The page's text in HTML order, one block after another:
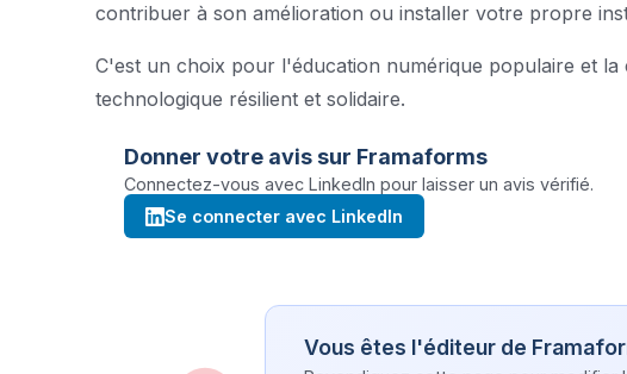
contribuer à son amélioration ou installer votre propre
C'est un choix pour l'éducation numérique populaire et
technologique résilient et solidaire.
Donner votre avis sur Framaforms
Connectez-vous avec LinkedIn pour laisser un avis vérifié.
Se connecter avec LinkedIn
Vous êtes l'éditeur de